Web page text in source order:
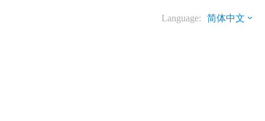
Language: 简体中文